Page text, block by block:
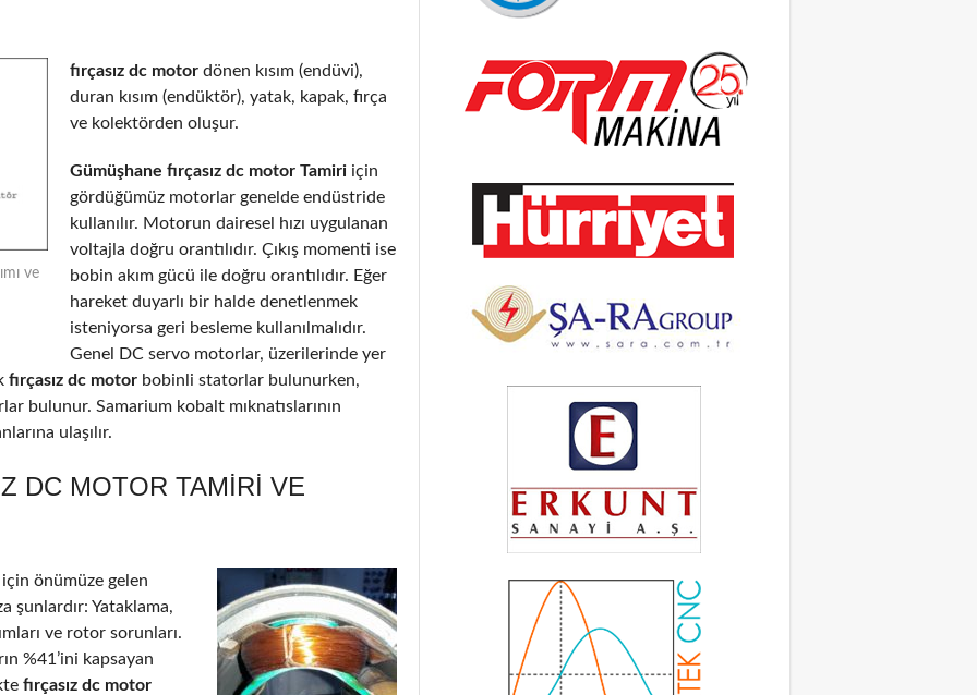
ve
fırçasız dc motor dönen kısım (endüvi),
duran kısım (endüktör), yatak, kapak, fırça
ve kolektörden oluşur.
Gümüşhane fırçasız dc motor Tamiri için
gördüğümüz motorlar genelde endüstride
kullanılır. Motorun dairesel hızı uygulanan
voltajla doğru orantılıdır. Çıkış momenti ise
bobin akım gücü ile doğru orantılıdır. Eğer
hareket duyarlı bir halde denetlenmek
isteniyorsa geri besleme kullanılmalıdır.
Genel DC servo motorlar, üzerilerinde yer
fırçasız dc motor bobinli statorlar bulunurken,
bulunur. Samarium kobalt mıknatıslarının
ulaşılır.
DC MOTOR TAMIRI VE
için önümüze gelen
şunlardır: Yataklama,
ve rotor sorunları.
%41’ini kapsayan
fırçasız dc motor